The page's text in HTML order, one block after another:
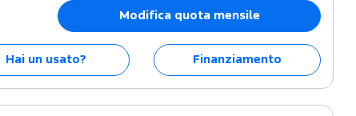
Modifica quota mensile
Hai un usato? Finanziamento